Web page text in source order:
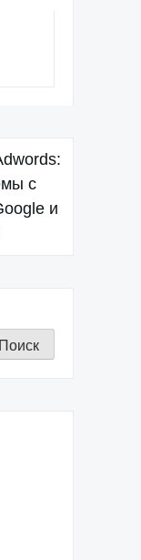
с
и
Поиск